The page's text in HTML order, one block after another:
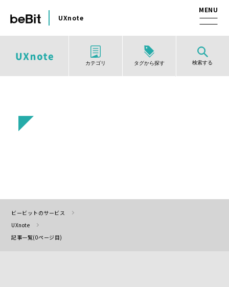
UXnote
カテゴリ タグから探す 検索する
ビービットのサービス
UXnote
記事一覧(0ページ目)